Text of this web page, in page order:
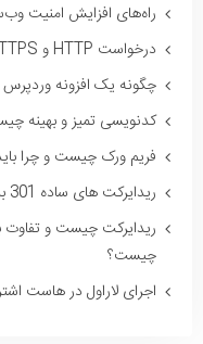
راه‌های افزایش امنیت
درخواست HTTP و HTTPS چیست؟
چگونه یک افزونه وردپرس
کدنویسی تمیز و بهینه
فریم ورک چیست و چرا باید
ریدایرکت های ساده 301 برای جابجایی ادرس ها
چیست؟
اجرای لاراول در هاست